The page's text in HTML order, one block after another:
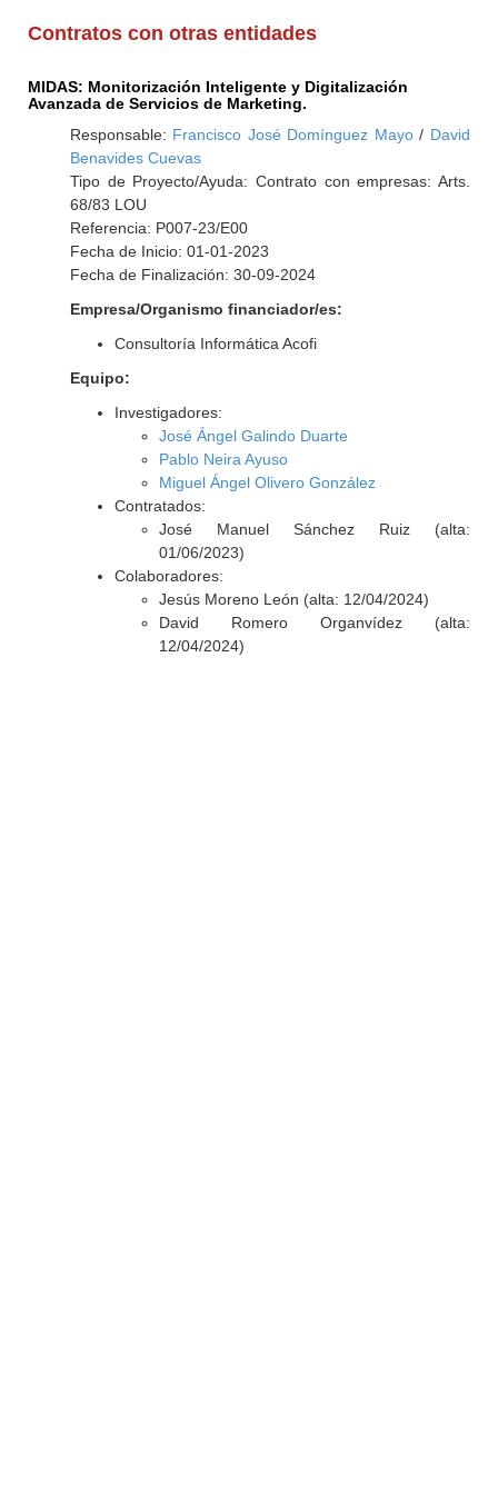
Contratos con otras entidades
MIDAS: Monitorización Inteligente y Digitalización
Avanzada de Servicios de Marketing.
Responsable: Francisco José Domínguez Mayo/ David
Benavides Cuevas
Tipo de Proyecto/Ayuda: Contrato con empresas: Arts.
68/83 LOU
Referencia: P007-23/E00
Fecha de Inicio: 01-01-2023
Fecha de Finalización: 30-09-2024
Empresa/Organismo financiador/es:
Consultoría Informática Acofi
Equipo:
Investigadores:
José Ángel Galindo Duarte
Pablo Neira Ayuso
Miguel Ángel Olivero González
Contratados:
José Manuel Sánchez Ruiz (alta:
01/06/2023)
Colaboradores:
Jesús Moreno León (alta: 12/04/2024)
David Romero Organvídez (alta:
12/04/2024)